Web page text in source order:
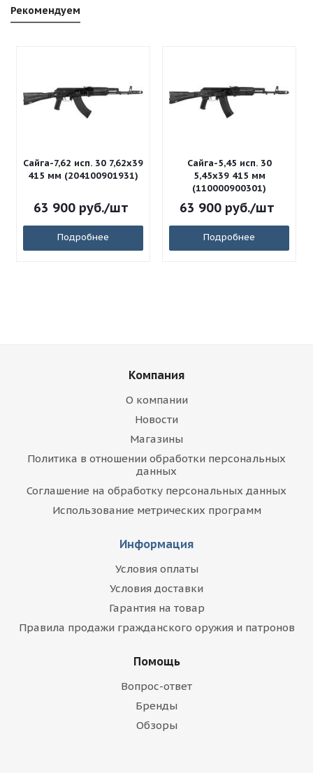
Рекомендуем
Сайга-7,62 исп. 30 7,62x39
415 мм (204100901931)
63 900руб./шт
Подробнее
Сайга-5,45 исп. 30
5,45x39 415 мм
(110000900301)
63 900руб./шт
Подробнее
Компания
О компании
Новости
Магазины
Политика в отношении обработки персональных
данных
Соглашение на обработку персональных данных
Использование метрических программ
Информация
Условия оплаты
Условия доставки
Гарантия на товар
Правила продажи гражданского оружия и патронов
Помощь
Вопрос-ответ
Бренды
Обзоры